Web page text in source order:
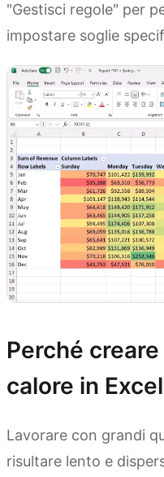
"Gestisci regole" per
impostare soglie
Perché
calore in Excel
Lavorare con grandi
risultare lento e